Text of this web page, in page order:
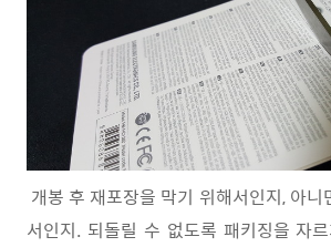
개봉 후 재포장을 막기 위해서인지, 아니
서인지. 되돌릴 수 없도록 패키징을 자